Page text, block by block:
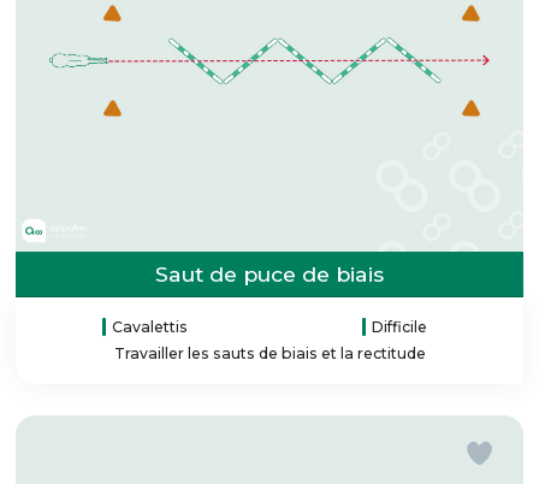
Saut de puce de biais
Cavalettis
Difficile
Travailler les sauts de biais et la rectitude